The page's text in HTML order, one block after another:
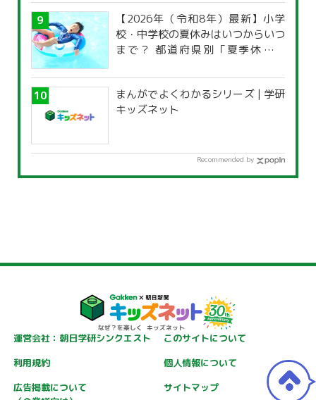
【2026年（令和8年）最新】小学
校・中学校の夏休みはいつからいつ
まで？ 都道府県別「夏季休暇一
まんがでよくわかるシリーズ | 学研
キッズネット
Recommended by
運営会社：朝日学研シンクエスト
このサイトについて
利用規約
個人情報について
広告掲載について
サイトマップ